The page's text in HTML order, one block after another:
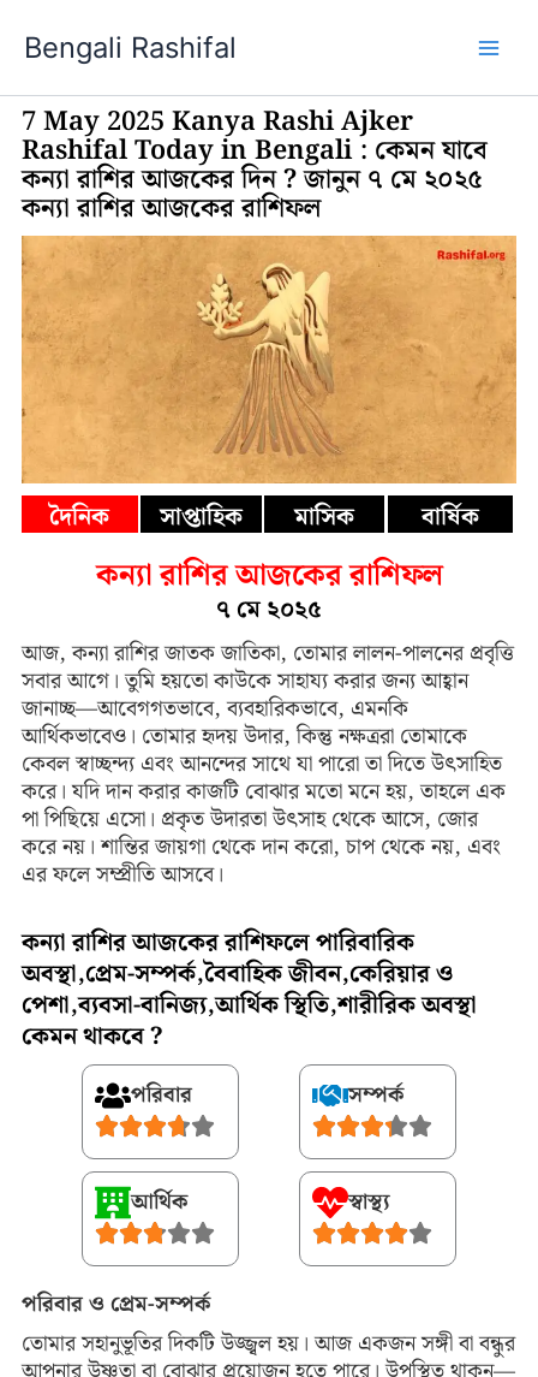
Bengali Rashifal
7 May 2025 Kanya Rashi Ajker
Rashifal Today in Bengali : কেমন যাবে
কন্যা রাশির আজকের দিন ? জানুন ৭ মে ২০২৫
কন্যা রাশির আজকের রাশিফল
দৈনিক সাপ্তাহিক মাসিক বার্ষিক
কন্যা রাশির আজকের রাশিফল
৭ মে ২০২৫
আজ, কন্যা রাশির জাতক জাতিকা, তোমার লালন-পালনের প্রবৃত্তি
সবার আগে। তুমি হয়তো কাউকে সাহায্য করার জন্য আহ্বান
জানাচ্ছ—আবেগগতভাবে, ব্যবহারিকভাবে, এমনকি
আর্থিকভাবেও। তোমার হৃদয় উদার, কিন্তু নক্ষত্ররা তোমাকে
কেবল স্বাচ্ছন্দ্য এবং আনন্দের সাথে যা পারো তা দিতে উৎসাহিত
করে। যদি দান করার কাজটি বোঝার মতো মনে হয়, তাহলে এক
পা পিছিয়ে এসো। প্রকৃত উদারতা উৎসাহ থেকে আসে, জোর
করে নয়। শান্তির জায়গা থেকে দান করো, চাপ থেকে নয়, এবং
এর ফলে সম্প্রীতি আসবে।
কন্যা রাশির আজকের রাশিফলে পারিবারিক
অবস্থা,প্রেম-সম্পর্ক,বৈবাহিক জীবন,কেরিয়ার ও
পেশা,ব্যবসা-বানিজ্য,আর্থিক স্থিতি,শারীরিক অবস্থা
কেমন থাকবে ?
পরিবার সম্পর্ক
আর্থিক স্বাস্থ্য
পরিবার ও প্রেম-সম্পর্ক
তোমার সহানুভূতির দিকটি উজ্জ্বল হয়। আজ একজন সঙ্গী বা বন্ধুর